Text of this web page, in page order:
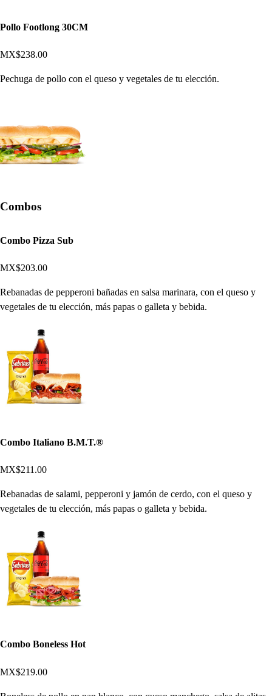
Pollo Footlong 30CM
MX$238.00
Pechuga de pollo con el queso y vegetales de tu elección.
Combos
Combo Pizza Sub
MX$203.00
Rebanadas de pepperoni bañadas en salsa marinara, con el queso y
vegetales de tu elección, más papas o galleta y bebida.
Combo Italiano B.M.T.®
MX$211.00
Rebanadas de salami, pepperoni y jamón de cerdo, con el queso y
vegetales de tu elección, más papas o galleta y bebida.
Combo Boneless Hot
MX$219.00